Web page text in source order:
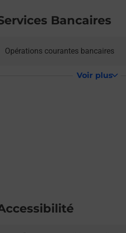
Bancaires
Opérations courantes bancaires
Voir plus